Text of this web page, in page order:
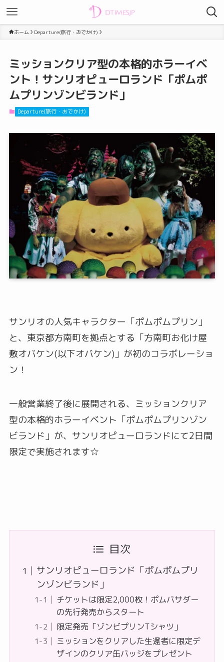
ホーム Departure(旅行・おでかけ)
ミッションクリア型の本格的ホラーイベ
ント！サンリオピューロランド「ポムポ
ムプリンゾンビランド」
Departure(旅行・おでかけ)
サンリオの人気キャラクター「ポムポムプリン」
と、東京都方南町を拠点とする「方南町お化け屋
敷オバケン(以下オバケン)」が初のコラボレーショ
ン！
一般営業終了後に展開される、ミッションクリア
型の本格的ホラーイベント「ポムポムプリンゾン
ビランド」が、サンリオピューロランドにて2日間
限定で実施されます☆
目次
サンリオピューロランド「ポムポムプリ
ンゾンビランド」
チケットは限定2,000枚！ポムバサダー
の先行発売からスタート
限定発売「ゾンビプリンTシャツ」
ミッションをクリアした生還者に限定デ
ザインのクリア缶バッジをプレゼント